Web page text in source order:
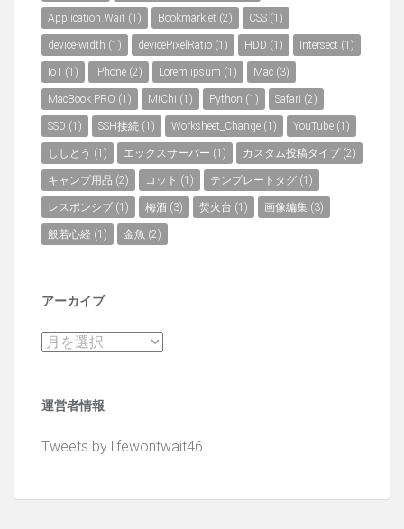
Application.Wait (1) Bookmarklet (2) CSS (1)
device-width (1) devicePixelRatio (1) HDD (1) Intersect (1)
IoT (1) iPhone (2) Lorem ipsum (1) Mac (3)
MacBook PRO (1) MiChi (1) Python (1) Safari (2)
SSD (1) SSH接続 (1) Worksheet_Change (1) YouTube (1)
ししとう (1) エックスサーバー (1) カスタム投稿タイプ (2)
キャンプ用品 (2) コット (1) テンプレートタグ (1)
レスポンシブ (1) 梅酒 (3) 焚火台 (1) 画像編集 (3)
般若心経 (1) 金魚 (2)
アーカイブ
ア
イ
運営者情報
Tweets by lifewontwait46